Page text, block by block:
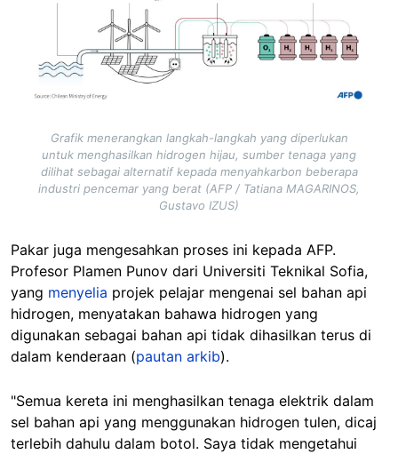
Grafik menerangkan langkah-langkah yang diperlukan
untuk menghasilkan hidrogen hijau, sumber tenaga yang
dilihat sebagai alternatif kepada menyahkarbon beberapa
industri pencemar yang berat (AFP / Tatiana MAGARINOS,
Gustavo IZUS)
Pakar juga mengesahkan proses ini kepada AFP.
Profesor Plamen Punov dari Universiti Teknikal Sofia,
yang menyelia projek pelajar mengenai sel bahan api
hidrogen, menyatakan bahawa hidrogen yang
digunakan sebagai bahan api tidak dihasilkan terus di
dalam kenderaan (pautan arkib).
"Semua kereta ini menghasilkan tenaga elektrik dalam
sel bahan api yang menggunakan hidrogen tulen, dicaj
terlebih dahulu dalam botol. Saya tidak mengetahui